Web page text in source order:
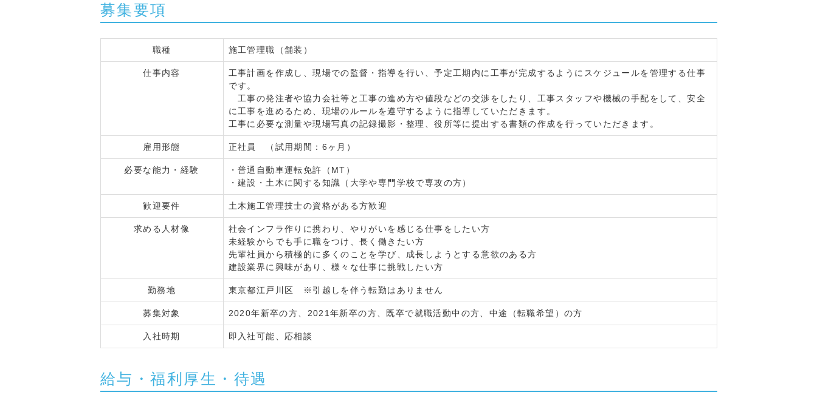
募集要項
職種 施工管理職（舗装）
仕事内容
工事計画を作成し、現場での監督・指導を行い、予定工期内に工事が完成するようにスケジュールを管理する仕事
です。
工事の発注者や協力会社等と工事の進め方や値段などの交渉をしたり、工事スタッフや機械の手配をして、安全
に工事を進めるため、現場のルールを遵守するように指導していただきます。
工事に必要な測量や現場写真の記録撮影・整理、役所等に提出する書類の作成を行っていただきます。
雇用形態 正社員 （試用期間：6ヶ月）
必要な能力・経験
・普通自動車運転免許（MT）
・建設・土木に関する知識（大学や専門学校で専攻の方）
歓迎要件 土木施工管理技士の資格がある方歓迎
求める人材像
社会インフラ作りに携わり、やりがいを感じる仕事をしたい方
未経験からでも手に職をつけ、長く働きたい方
先輩社員から積極的に多くのことを学び、成長しようとする意欲のある方
建設業界に興味があり、様々な仕事に挑戦したい方
勤務地 東京都江戸川区 ※引越しを伴う転勤はありません
募集対象 2020年新卒の方、2021年新卒の方、既卒で就職活動中の方、中途（転職希望）の方
入社時期 即入社可能、応相談
給与・福利厚生・待遇